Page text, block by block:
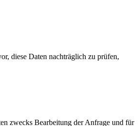
diese Daten nachträglich zu prüfen,
zwecks Bearbeitung der Anfrage und für